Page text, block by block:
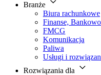
Branże
Biura rachunkowe
Finanse,
FMCG
Komunikacja
Paliwa
Usługi i
Rozwiązania dla